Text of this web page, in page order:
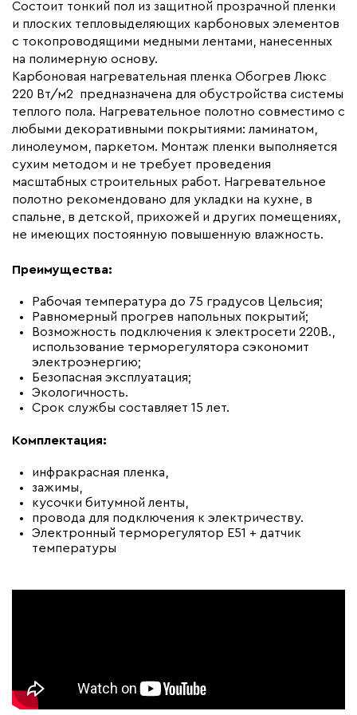
Макс. ток нагрузки (А) 1.0
Ширина (мм) 500
Толщина (мм)
Длина установочного провода, м
Страна производства
Гарантия (год)
Срок службы(год) 15
Вес (кг) 0,53
Коллекция
Комплекты Обогрев Люкс
50PL
Состоит тонкий пол из защитной прозрачной пленки
и плоских тепловыделяющих карбоновых элементов
с токопроводящими медными лентами, нанесенных
на полимерную основу.
Карбоновая нагревательная пленка Обогрев Люкс
220 Вт/м2 предназначена для обустройства системы
теплого пола. Нагревательное полотно совместимо с
любыми декоративными покрытиями: ламинатом,
линолеумом, паркетом. Монтаж пленки выполняется
сухим методом и не требует проведения
масштабных строительных работ. Нагревательное
полотно рекомендовано для укладки на кухне, в
спальне, в детской, прихожей и других помещениях,
не имеющих постоянную повышенную влажность.
Преимущества:
Рабочая температура до 75 градусов Цельсия;
Равномерный прогрев напольных покрытий;
Возможность подключения к электросети 220В.,
использование терморегулятора сэкономит
электроэнергию;
Безопасная эксплуатация;
Экологичность.
Срок службы составляет 15 лет.
Комплектация:
инфракрасная пленка,
зажимы,
кусочки битумной ленты,
провода для подключения к электричеству.
Электронный терморегулятор E51 + датчик
температуры